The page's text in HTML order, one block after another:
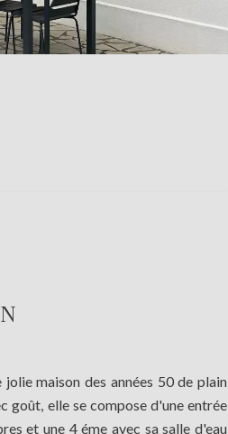
maison des années 50 de plain
goût, elle se compose d'une entrée
et une 4 éme avec sa salle d'eau